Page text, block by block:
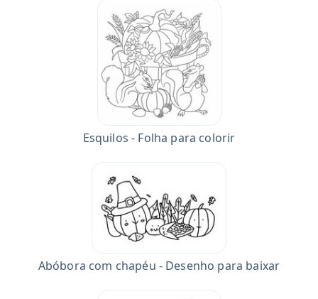
Esquilos - Folha para colorir
Abóbora com chapéu - Desenho para baixar